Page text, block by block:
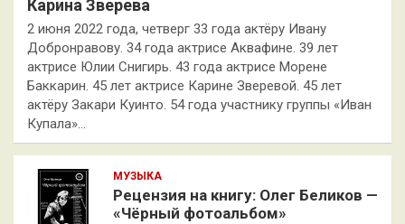
Карина Зверева
2 июня 2022 года, четверг 33 года актёру Ивану
Добронравову. 34 года актрисе Аквафине. 39 лет
актрисе Юлии Снигирь. 43 года актрисе Морене
Баккарин. 45 лет актрисе Карине Зверевой. 45 лет
актёру Закари Куинто. 54 года участнику группы «Иван
Купала»…
МУЗЫКА
Рецензия на книгу: Олег Беликов —
«Чёрный фотоальбом»